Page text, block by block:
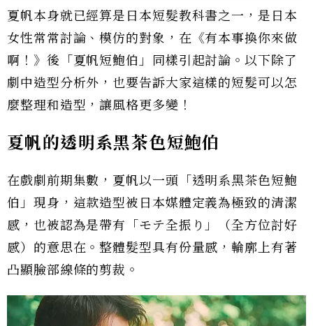
夏帆本身就已經算是日本短髮教科書之一，是日本
女性常常討論、模仿的對象，在《有本事換你來做
啊！》後「夏帆短鮑伯」同樣引起討論。以下除了
劇中造型分析外，也要告訴大家這樣的短髮可以怎
麼整理和造型，讓風格更多變！
夏帆的透明系黑茶色短鮑伯
在戲劇前期集數，夏帆以一頭「透明系黑茶色短鮑
伯」現身，這款造型被日本媒體定義為極致的清潔
感，也被認為是帶有「モテ全振り」（全方位討好
感）的意思在。整體髮型具有份量感，輪廓上有著
凸顯臉部線條的剪裁。